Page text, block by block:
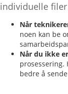
individuelle
Når
noen kan be
Når du ikke
prosessering.
bedre å